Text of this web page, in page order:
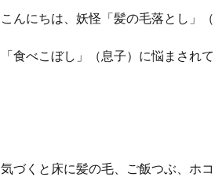
こんにちは、妖怪「髪の毛落とし」
「食べこぼし」（息子）に悩まされ
気づくと床に髪の毛、ご飯つぶ、ホ